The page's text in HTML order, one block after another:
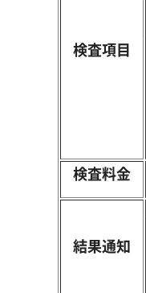
検査項目
検査料金
結果通知